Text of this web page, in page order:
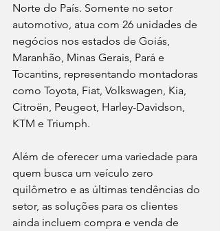
Norte do País. Somente no setor
automotivo, atua com 26 unidades de
negócios nos estados de Goiás,
Maranhão, Minas Gerais, Pará e
Tocantins, representando montadoras
como Toyota, Fiat, Volkswagen, Kia,
Citroën, Peugeot, Harley-Davidson,
KTM e Triumph.
Além de oferecer uma variedade para
quem busca um veículo zero
quilômetro e as últimas tendências do
setor, as soluções para os clientes
ainda incluem compra e venda de